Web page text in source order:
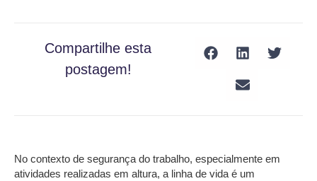
Compartilhe esta
postagem!
No contexto de segurança do trabalho, especialmente em
atividades realizadas em altura, a linha de vida é um